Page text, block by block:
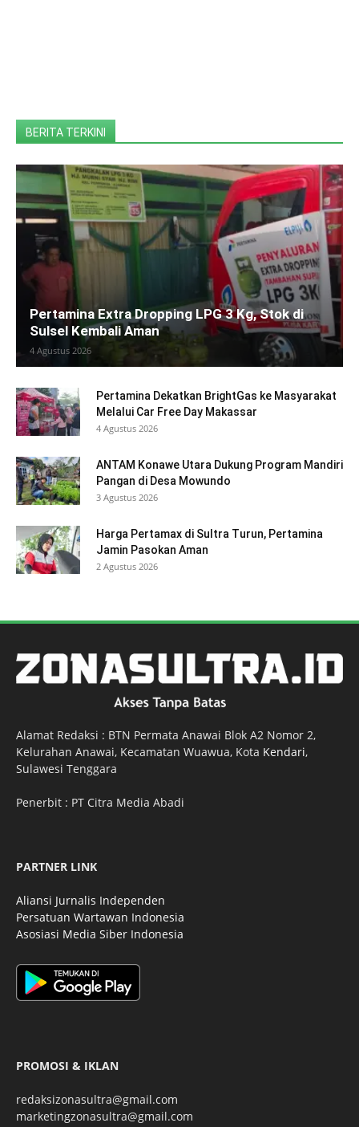
BERITA TERKINI
Pertamina Extra Dropping LPG 3 Kg, Stok di
Sulsel Kembali Aman
4 Agustus 2026
Pertamina Dekatkan BrightGas ke Masyarakat
Melalui Car Free Day Makassar
4 Agustus 2026
ANTAM Konawe Utara Dukung Program Mandiri
Pangan di Desa Mowundo
3 Agustus 2026
Harga Pertamax di Sultra Turun, Pertamina
Jamin Pasokan Aman
2 Agustus 2026
Alamat Redaksi : BTN Permata Anawai Blok A2 Nomor 2,
Kelurahan Anawai, Kecamatan Wuawua, Kota Kendari,
Sulawesi Tenggara
Penerbit : PT Citra Media Abadi
PARTNER LINK
Aliansi Jurnalis Independen
Persatuan Wartawan Indonesia
Asosiasi Media Siber Indonesia
PROMOSI & IKLAN
redaksizonasultra@gmail.com
marketingzonasultra@gmail.com